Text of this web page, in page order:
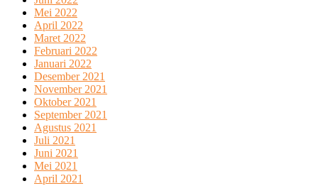
Mei 2022
April 2022
Maret 2022
Februari 2022
Januari 2022
Desember 2021
November 2021
Oktober 2021
September 2021
Agustus 2021
Juli 2021
Juni 2021
Mei 2021
April 2021